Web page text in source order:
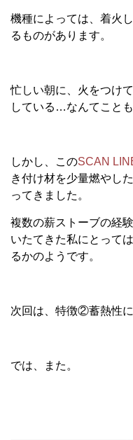
機種によっては、着火
るものがあります。
忙しい朝に、火をつけ
している…なんてことも
しかし、このSCAN
き付け材を少量燃やし
ってきました。
複数の薪ストーブの経
いたてきた私にとって
るかのようです。
次回は、特徴②蓄熱性
では、また。